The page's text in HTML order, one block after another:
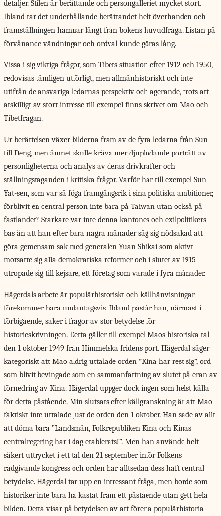
detaljer. Stilen är berättande och persongalleriet mycket stort.
Ibland tar det underhållande berättandet helt överhanden och
framställningen hamnar långt från bokens huvudfråga. Listan på
förvånande vändningar och ordval kunde göras lång.
Vissa i sig viktiga frågor, som Tibets situation efter 1912 och 1950,
redovisas tämligen utförligt, men allmänhistoriskt och inte
utifrån de ansvariga ledarnas perspektiv och agerande, trots att
åtskilligt av stort intresse till exempel finns skrivet om Mao och
Tibetfrågan.
Ur berättelsen växer bilderna fram av de fyra ledarna från Sun
till Deng, men ämnet skulle kräva mer djuplodande porträtt av
personligheterna och analys av deras drivkrafter och
ställningstaganden i kritiska frågor. Varför har till exempel Sun
Yat-sen, som var så föga framgångsrik i sina politiska ambitioner,
förblivit en central person inte bara på Taiwan utan också på
fastlandet? Starkare var inte denna kantones och exilpolitikers
bas än att han efter bara några månader såg sig nödsakad att
göra gemensam sak med generalen Yuan Shikai som aktivt
motsatte sig alla demokratiska reformer och i slutet av 1915
utropade sig till kejsare, ett företag som varade i fyra månader.
Hägerdals arbete ärpopulärhistoriskt och källhänvisningar
förekommer bara undantagsvis. Ibland påstår han, närmast i
förbigående, saker i frågor av stor betydelse för
historieskrivningen. Detta gäller till exempel Maos historiska tal
den 1 oktober 1949 från Himmelska fridens port. Hägerdal säger
kategoriskt att Mao aldrig uttalade orden ”Kina har rest sig”, ord
som blivit bevingade som en sammanfattning av slutet på eran av
förnedring av Kina. Hägerdal uppger dock ingen som helst källa
för detta påstående. Min slutsats efter källgranskning är att Mao
faktiskt inte uttalade just de orden den 1 oktober. Han sade av allt
att döma bara ”Landsmän, Folkrepubliken Kina och Kinas
centralregering har i dag etablerats!”. Men han använde helt
säkert uttrycket i ett tal den 21 september inför Folkens
rådgivande kongress och orden har alltsedan dess haft central
betydelse. Hägerdal tar upp en intressant fråga, men borde som
historiker inte bara ha kastat fram ett påstående utan gett hela
bilden. Detta visar på betydelsen av att förena populärhistoria